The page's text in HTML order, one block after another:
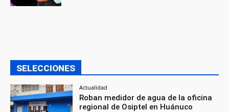
SELECCIONES
Actualidad
Roban medidor de agua de la oficina
regional de Osiptel en Huánuco